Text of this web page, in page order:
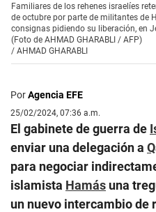
Familiares de los rehenes israelíes
de octubre por parte de militantes de
consignas pidiendo su liberación, en
(Foto de AHMAD GHARABLI / AFP)
/ AHMAD GHARABLI
PorAgencia EFE
25/02/2024, 07:36 a.m.
El gabinete de guerra de
enviar una delegación a
para negociar
islamista Hamás una
un nuevo intercambio de